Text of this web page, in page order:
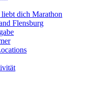
dich Marathon
Flensburg